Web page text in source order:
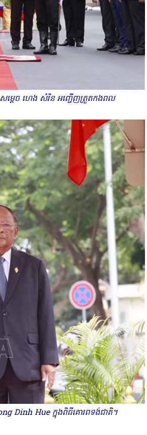
សម្តេច ហេង សំរិន អញ្ជើញត្រួតកងពល
Dinh Hue ក្នុង​ពិធីគោរពទង់ជាតិ។